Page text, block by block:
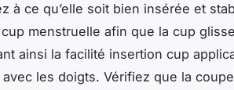
à ce qu’elle soit bien insérée et
cup menstruelle afin que la cup
ainsi la facilité insertion cup
les doigts. Vérifiez que la